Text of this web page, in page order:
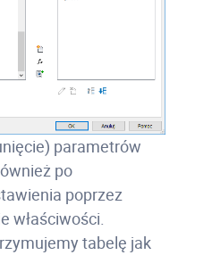
parametrów
po
poprzez
właściwości.
tabelę jak